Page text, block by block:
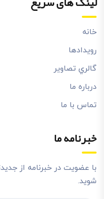
خانه
رويدادها
گالري تصاوير
درباره ما
تماس با ما
خبرنامه ما
با عضویت در خبرنامه از
شوید.